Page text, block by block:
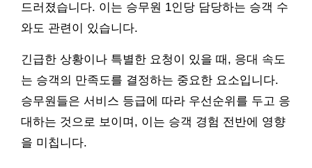
드러졌습니다. 이는 승무원 1인당 담당하는 승객 수
와도 관련이 있습니다.
긴급한 상황이나 특별한 요청이 있을 때, 응대 속도
는 승객의 만족도를 결정하는 중요한 요소입니다.
승무원들은 서비스 등급에 따라 우선순위를 두고 응
대하는 것으로 보이며, 이는 승객 경험 전반에 영향
을 미칩니다.